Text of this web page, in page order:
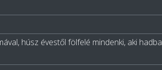
húsz évestől fölfelé mindenki, aki hadba